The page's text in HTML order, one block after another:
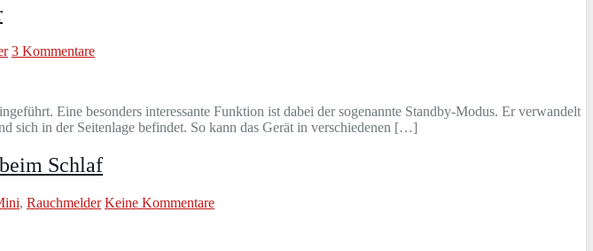
3 Kommentare
Eine besonders interessante Funktion ist dabei der sogenannte Standby-Modus. Er verwandelt
sich in der Seitenlage befindet. So kann das Gerät in verschiedenen […]
Schlaf
, Rauchmelder Keine Kommentare